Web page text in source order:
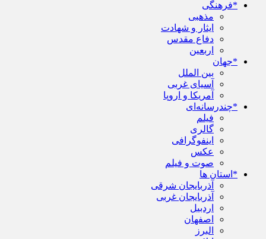
*فرهنگی
مذهبی
ایثار و شهادت
دفاع مقدس
اربعین
*جهان
بین الملل
آسیای غربی
آمریکا و اروپا
*چندرسانه‌ای
فیلم
گالری
اینفوگرافی
عکس
صوت و فیلم
*استان ها
آذربایجان شرقی
آذربایجان غربی
اردبیل
اصفهان
البرز